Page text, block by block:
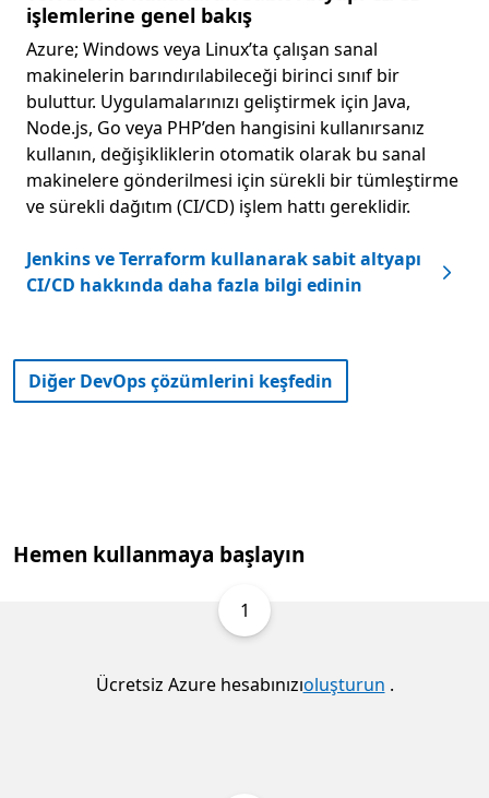
işlemlerine genel bakış
Azure; Windows veya Linux’ta çalışan sanal
makinelerin barındırılabileceği birinci sınıf bir
buluttur. Uygulamalarınızı geliştirmek için Java,
Node.js, Go veya PHP’den hangisini kullanırsanız
kullanın, değişikliklerin otomatik olarak bu sanal
makinelere gönderilmesi için sürekli bir tümleştirme
ve sürekli dağıtım (CI/CD) işlem hattı gereklidir.
Jenkins ve Terraform kullanarak sabit altyapı
CI/CD hakkında daha fazla bilgi edinin
Diğer DevOps çözümlerini keşfedin
Hemen kullanmaya başlayın
1
Ücretsiz Azure hesabınızıoluşturun .